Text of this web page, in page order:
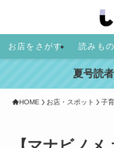
お店をさがす 読みも
夏号読
HOME お店・スポット 子